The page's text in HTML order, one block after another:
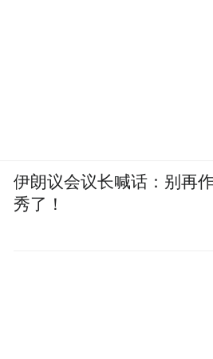
伊朗议会议长喊话：别再
秀了！